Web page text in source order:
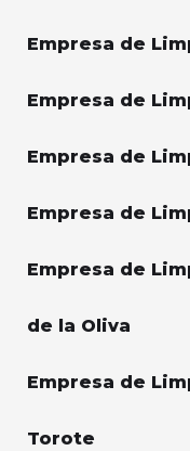
Empresa de
Empresa de
Empresa de
Empresa de
Empresa de
de la Oliva
Empresa de
Torote